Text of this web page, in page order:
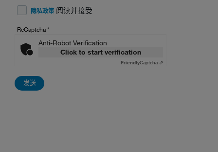
隐私政策 阅读并接受
ReCaptcha*
Anti-Robot Verification
Click to start verification
FriendlyCaptcha ⇗